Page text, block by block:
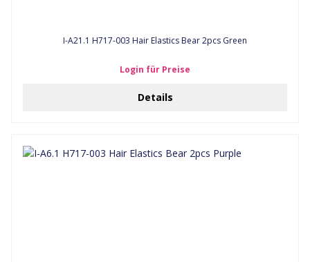
I-A21.1 H717-003 Hair Elastics Bear 2pcs Green
Login für Preise
Details